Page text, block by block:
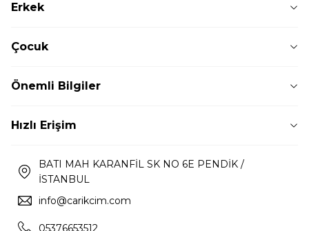
Erkek
Çocuk
Önemli Bilgiler
Hızlı Erişim
BATI MAH KARANFİL SK NO 6E PENDİK /
İSTANBUL
info@carikcim.com
05376653512